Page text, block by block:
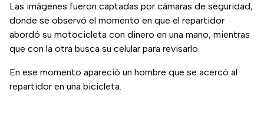
Las imágenes fueron captadas por cámaras de seguridad,
donde se observó el momento en que el repartidor
abordó su motocicleta con dinero en una mano, mientras
que con la otra busca su celular para revisarlo.
En ese momento apareció un hombre que se acercó al
repartidor en una bicicleta.